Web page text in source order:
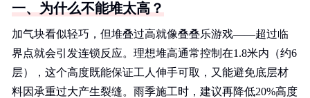
一、为什么不能堆太高？
加气块看似轻巧，但堆叠过高就像叠叠乐游戏——超过临
界点就会引发连锁反应。理想堆高通常控制在1.8米内（约6
层），这个高度既能保证工人伸手可取，又能避免底层材
料因承重过大产生裂缝。雨季施工时，建议再降低20%高度